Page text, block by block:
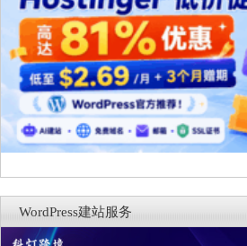
WordPress建站服务